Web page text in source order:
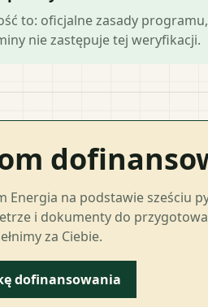
to: oficjalne zasady
nie zastępuje tej weryfikacji.
Energia na podstawie
i dokumenty do
za Ciebie.
dofinansowania